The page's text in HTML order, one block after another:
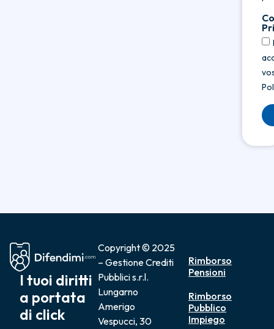
I tuoi diritti
a portata
di click
Copyright © 2025
– Gestione Crediti
Pubblici s.r.l.
Lungarno
Amerigo
Vespucci, 30
Rimborso
Pensioni
Rimborso
Pubblico
Impiego